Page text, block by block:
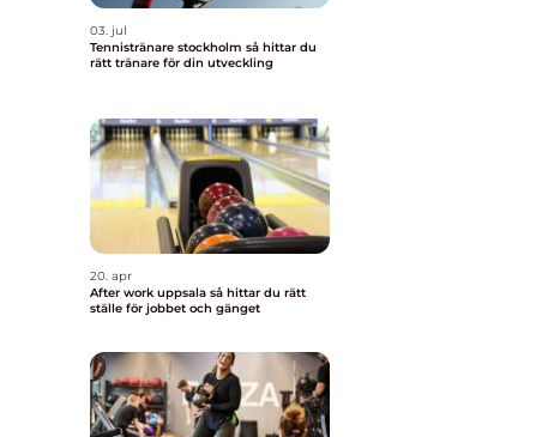
03. jul
Tennistränare stockholm så hittar du
rätt tränare för din utveckling
20. apr
After work uppsala så hittar du rätt
ställe för jobbet och gänget